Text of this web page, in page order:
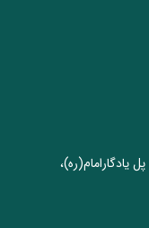
يادگار‌امام(ره)‌،